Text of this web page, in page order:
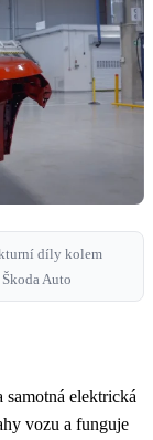
díly kolem
Auto
samotná elektrická
vozu a funguje